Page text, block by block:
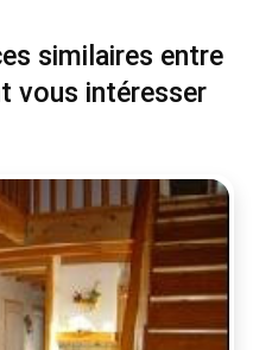
similaires entre
vous intéresser